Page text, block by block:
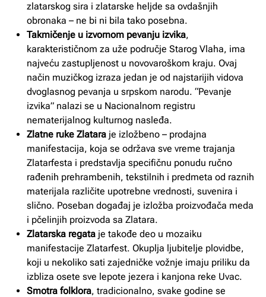
zlatarskog sira i zlatarske heljde sa ovdašnjih
obronaka – ne bi ni bila tako posebna.
Takmičenje u izvornom pevanju izvika,
karakterističnom za uže područje Starog Vlaha, ima
najveću zastupljenost u novovaroškom kraju. Ovaj
način muzičkog izraza jedan je od najstarijih vidova
dvoglasnog pevanja u srpskom narodu. “Pevanje
izvika” nalazi se u Nacionalnom registru
nematerijalnog kulturnog nasleđa.
Zlatne ruke Zlatara je izložbeno – prodajna
manifestacija, koja se održava sve vreme trajanja
Zlatarfesta i predstavlja specifičnu ponudu ručno
rađenih prehrambenih, tekstilnih i predmeta od raznih
materijala različite upotrebne vrednosti, suvenira i
slično. Poseban događaj je izložba proizvođača meda
i pčelinjih proizvoda sa Zlatara.
Zlatarska regata je takođe deo u mozaiku
manifestacije Zlatarfest. Okuplja ljubitelje plovidbe,
koji u nekoliko sati zajedničke vožnje imaju priliku da
izbliza osete sve lepote jezera i kanjona reke Uvac.
Smotra folklora, tradicionalno, svake godine se